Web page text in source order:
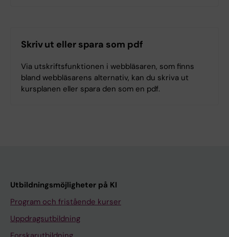
Skriv ut eller spara som pdf
Via utskriftsfunktionen i webbläsaren, som finns
bland webbläsarens alternativ, kan du skriva ut
kursplanen eller spara den som en pdf.
Utbildningsmöjligheter på KI
Program och fristående kurser
Uppdragsutbildning